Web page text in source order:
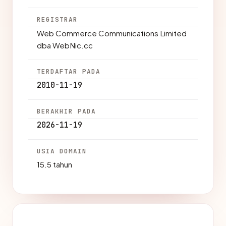
REGISTRAR
Web Commerce Communications Limited
dba WebNic.cc
TERDAFTAR PADA
2010-11-19
BERAKHIR PADA
2026-11-19
USIA DOMAIN
15.5 tahun